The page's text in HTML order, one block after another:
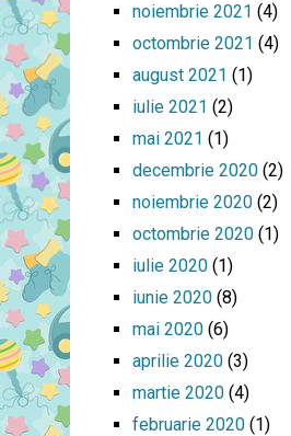
noiembrie 2021 (4)
octombrie 2021 (4)
august 2021 (1)
iulie 2021 (2)
mai 2021 (1)
decembrie 2020(2)
noiembrie 2020(2)
octombrie 2020(1)
iulie 2020(1)
iunie 2020(8)
mai 2020(6)
aprilie 2020(3)
martie 2020(4)
februarie 2020(1)